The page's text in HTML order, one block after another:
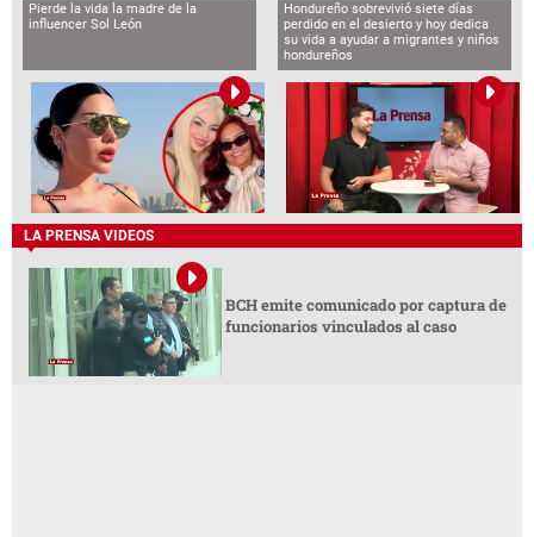
Pierde la vida la madre de la
influencer Sol León
Hondureño sobrevivió siete días
perdido en el desierto y hoy dedica
su vida a ayudar a migrantes y niños
hondureños
LA PRENSA VIDEOS
BCH emite comunicado por captura de
funcionarios vinculados al caso